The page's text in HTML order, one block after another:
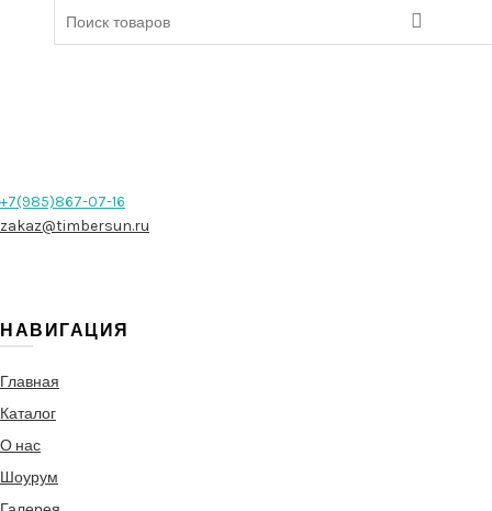
+7(985)867-07-16
zakaz@timbersun.ru
НАВИГАЦИЯ
Главная
Каталог
О нас
Шоурум